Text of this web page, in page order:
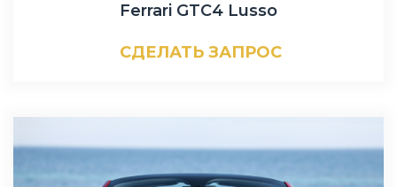
Ferrari GTC4 Lusso
СДЕЛАТЬ ЗАПРОС